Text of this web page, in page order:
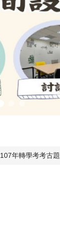
107年轉學考考古題